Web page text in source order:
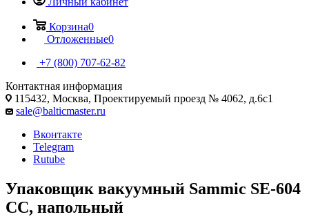
Корзина0
Отложенные0
+7 (800) 707-62-82
Контактная информация
115432, Москва, Проектируемый проезд № 4062, д.6с1
sale@balticmaster.ru
Вконтакте
Telegram
Rutube
Упаковщик вакуумный Sammic SE-604
CC, напольный